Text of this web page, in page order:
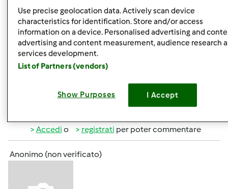
Ven, 10/17/2014 - 21:35
#4
Che cu..! Io ordinato il 12 settembre e ancora devono
consegnarlo al corriere. Comunque felice lo stesso per te.
Accedi o registrati per poter commentare
Anonimo (non verificato)
Use precise geolocation data. Actively scan device
characteristics for identification. Store and/or access
information on a device. Personalised advertising and
advertising and content measurement, audience research
services development.
List of Partners (vendors)
Show Purposes I Accept